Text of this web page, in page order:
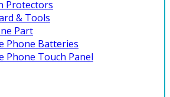
Protectors
& Tools
Part
Phone Batteries
Phone Touch Panel